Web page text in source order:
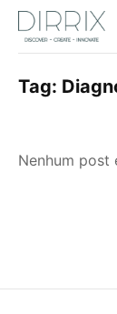
Tag:
Nenhum post